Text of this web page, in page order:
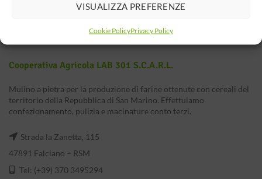
VISUALIZZA PREFERENZE
Cookie PolicyPrivacy Policy
Cooperativa Agricola LAB 301 S.c.a.r.l.
Mulino a pietra per la produzione di farine ottenute con cereali del
territorio della Repubblica di San Marino. Effettuiamo
confezionamento, pulizia e macinature conto terzi.
Strada la Zanetta, 115
47891 Falciano – RSM
Tel: (+39) 370 3495294